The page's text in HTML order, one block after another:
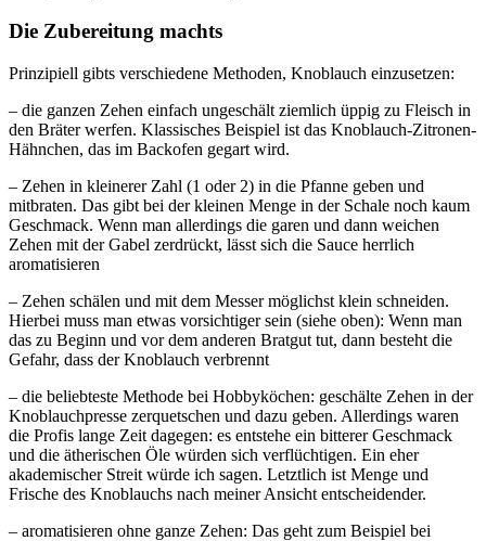
Die Zubereitung machts
Prinzipiell gibts verschiedene Methoden, Knoblauch einzusetzen:
– die ganzen Zehen einfach ungeschält ziemlich üppig zu Fleisch in
den Bräter werfen. Klassisches Beispiel ist das Knoblauch-Zitronen-
Hähnchen, das im Backofen gegart wird.
– Zehen in kleinerer Zahl (1 oder 2) in die Pfanne geben und
mitbraten. Das gibt bei der kleinen Menge in der Schale noch kaum
Geschmack. Wenn man allerdings die garen und dann weichen
Zehen mit der Gabel zerdrückt, lässt sich die Sauce herrlich
aromatisieren
– Zehen schälen und mit dem Messer möglichst klein schneiden.
Hierbei muss man etwas vorsichtiger sein (siehe oben): Wenn man
das zu Beginn und vor dem anderen Bratgut tut, dann besteht die
Gefahr, dass der Knoblauch verbrennt
– die beliebteste Methode bei Hobbyköchen: geschälte Zehen in der
Knoblauchpresse zerquetschen und dazu geben. Allerdings waren
die Profis lange Zeit dagegen: es entstehe ein bitterer Geschmack
und die ätherischen Öle würden sich verflüchtigen. Ein eher
akademischer Streit würde ich sagen. Letztlich ist Menge und
Frische des Knoblauchs nach meiner Ansicht entscheidender.
– aromatisieren ohne ganze Zehen: Das geht zum Beispiel bei